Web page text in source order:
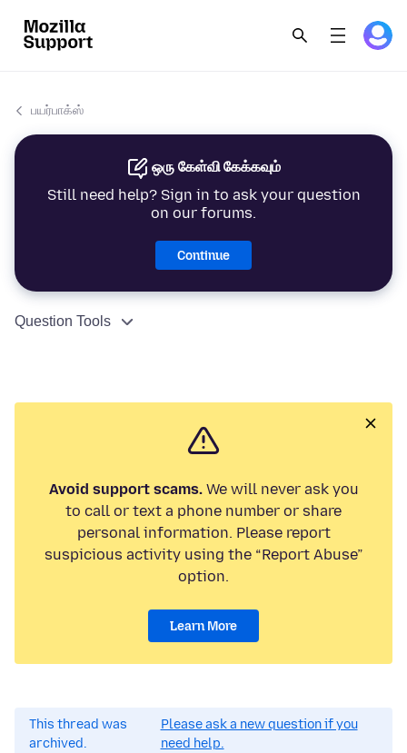
பயர்பாக்ஸ்
ஒரு கேள்வி கேக்கவும்
Still need help? Sign in to ask your question
on our forums.
Continue
Question Tools
Avoid support scams.We will never ask you
to call or text a phone number or share
personal information. Please report
suspicious activity using the “Report Abuse”
option.
Learn More
This thread was
archived.
Please ask a new question if you
need help.